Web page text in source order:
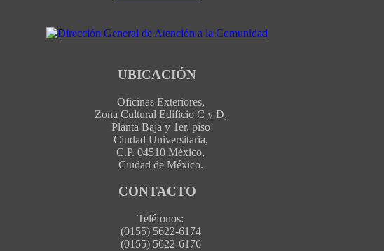
UBICACIÓN
Oficinas Exteriores,
Zona Cultural Edificio C y D,
Planta Baja y 1er. piso
Ciudad Universitaria,
C.P. 04510 México,
Ciudad de México.
CONTACTO
Teléfonos:
(0155) 5622-6174
(0155) 5622-6176